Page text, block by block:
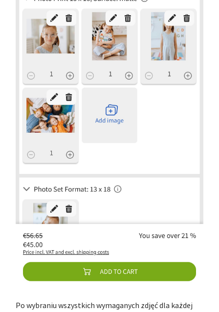
Po wybraniu wszystkich wymaganych zdjęć dla każdej